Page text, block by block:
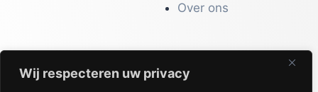
Wij respecteren uw privacy
Over ons
CATALOGI